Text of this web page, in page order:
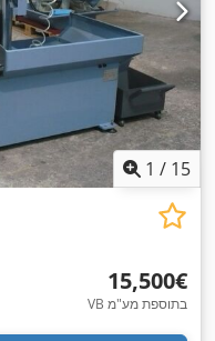
1 / 15
‏15,500 ‏€
VB בתוספת מע"מ